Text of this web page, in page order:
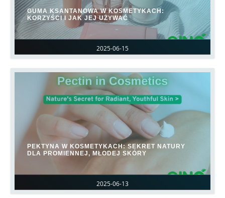
2025-06-15
GUMA KSANTANOWA W KOSMETYKACH:
KORZYŚCI I JAK JEJ UŻYWAĆ
2025-06-13
PEKTYNA W KOSMETYKACH: SEKRET NATURY
DLA PROMIENNEJ, MŁODEJ SKÓRY